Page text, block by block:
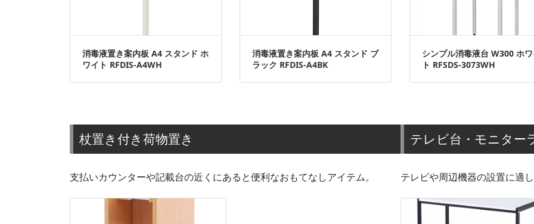
消毒液置き案内板 A4 スタンド ホ
ワイト RFDIS-A4WH
消毒液置き案内板 A4 スタンド ブ
ラック RFDIS-A4BK
シンプル消毒液台 W300 ホワ
ト RFSDS-3073WH
杖置き付き荷物置き
支払いカウンターや記載台の近くにあると便利なおもてなしアイテム。
テレビ台・モニター
テレビや周辺機器の設置に適